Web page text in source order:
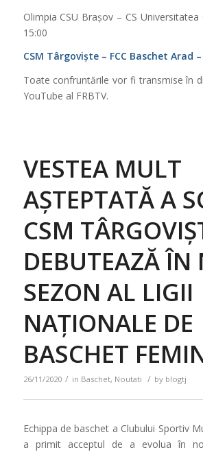
Olimpia CSU Brașov – CS
15:00
CSM Târgoviște – FCC Baschet Arad
Toate confruntările vor fi transmise în
YouTube al FRBTV.
VESTEA MULT
AȘTEPTATĂ A
CSM
DEBUTEAZĂ ÎN
SEZON AL LIGII
NAȚIONALE DE
BASCHET
26/11/2020 / in Baschet, Noutati / by blogtj
Echippa de baschet a Clubului Sportiv
a primit acceptul de a evolua în